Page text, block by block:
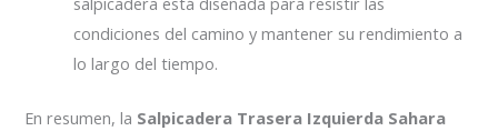
condiciones del camino y mantener su rendimiento a
lo largo del tiempo.
En resumen, la Salpicadera Trasera Izquierda Sahara